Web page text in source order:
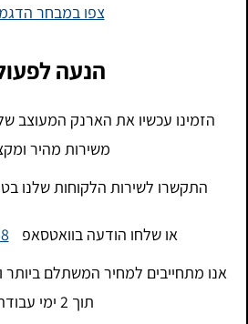
צפו במבחר
הנעה
הזמינו עכשיו את הארנק המעוצב
משירות מהיר
התקשרו לשירות הלקוחות שלנו
או שלחו הודעה בוואטסאפ
אנו מתחייבים למחיר המשתלם ביותר
תוך 2 ימי עבודה.